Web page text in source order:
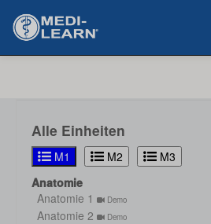
Alle Einheiten
M1 M2
M3
Anatomie
Anatomie 1
Demo
Anatomie 2 Demo